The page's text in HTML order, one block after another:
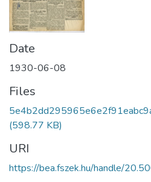
Date
1930-06-08
Files
(598.77 KB)
URI
https://bea.fszek.hu/handle/